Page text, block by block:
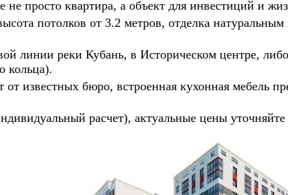
просто квартира, а объект для инвестиций и
потолков от 3.2 метров, отделка
линии реки Кубань, в Историческом центре,
кольца).
от известных бюро, встроенная кухонная мебель
расчет), актуальные цены